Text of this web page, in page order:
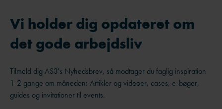
Vi holder dig opdateret om
det gode arbejdsliv
Tilmeld dig AS3's Nyhedsbrev, så modtager du faglig inspiration
1-2 gange om måneden: Artikler og videoer, cases, e-bøger,
guides og invitationer til events.